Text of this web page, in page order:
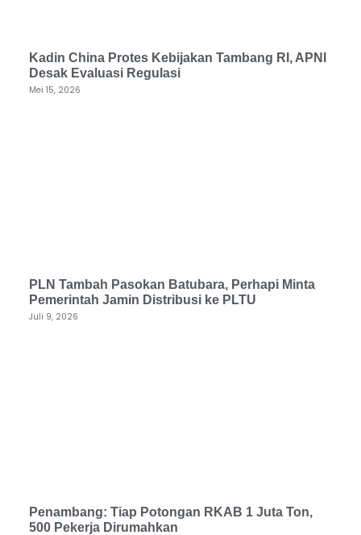
Kadin China Protes Kebijakan Tambang RI, APNI
Desak Evaluasi Regulasi
Mei 15, 2026
PLN Tambah Pasokan Batubara, Perhapi Minta
Pemerintah Jamin Distribusi ke PLTU
Juli 9, 2026
Penambang: Tiap Potongan RKAB 1 Juta Ton,
500 Pekerja Dirumahkan